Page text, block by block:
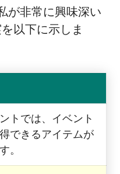
が非常に興味深い
以下に示しま
トでは、イベント
できるアイテムが
。